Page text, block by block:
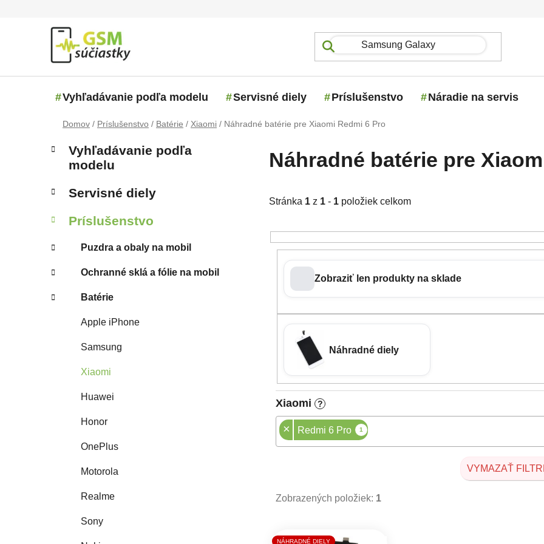
Vyhľadávanie podľa modelu Servisné diely Príslušenstvo Náradie na servis
Domov / Príslušenstvo / Batérie / Xiaomi / Náhradné batérie pre Xiaomi Redmi 6 Pro
Bočný panel
Kategórie
Vyhľadávanie podľa
modelu
Servisné diely
Príslušenstvo
Puzdra a obaly na mobil
Ochranné sklá a fólie na mobil
Batérie
Apple iPhone
Samsung
Xiaomi
Huawei
Honor
OnePlus
Motorola
Realme
Sony
Náhradné batérie pre
Stránka 1 z 1 - 1 položiek celkom
Zobraziť len produkty na sklade
Náhradné diely
Xiaomi ?
× Redmi 6 Pro 1
VYMAZAŤ
Zobrazených položiek: 1
Výpis produktov
NÁHRADNÉ DIELY